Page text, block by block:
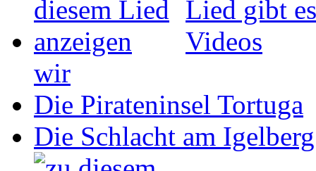
wir
Die Pirateninsel Tortuga
Die Schlacht am Igelberg